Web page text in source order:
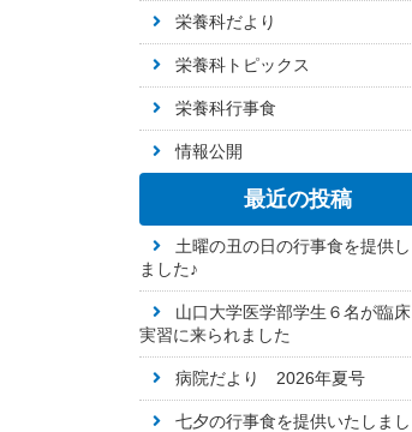
栄養科だより
栄養科トピックス
栄養科行事食
情報公開
最近の投稿
土曜の丑の日の行事食を提供し
ました♪
山口大学医学部学生６名が臨床
実習に来られました
病院だより 2026年夏号
七夕の行事食を提供いたしまし